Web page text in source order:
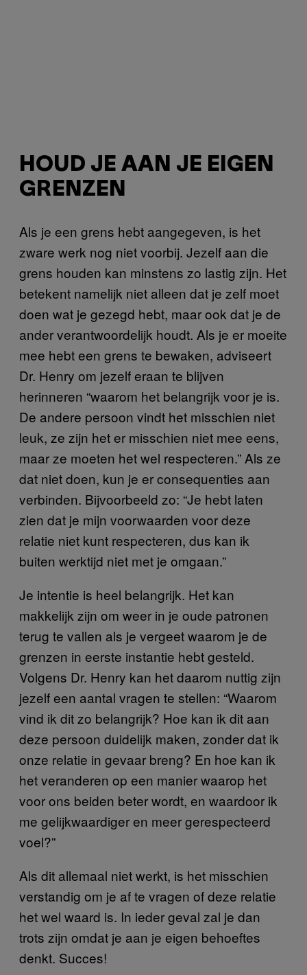
HOUD JE AAN JE EIGEN
GRENZEN
Als je een grens hebt aangegeven, is het
zware werk nog niet voorbij. Jezelf aan die
grens houden kan minstens zo lastig zijn. Het
betekent namelijk niet alleen dat je zelf moet
doen wat je gezegd hebt, maar ook dat je de
ander verantwoordelijk houdt. Als je er moeite
mee hebt een grens te bewaken, adviseert
Dr. Henry om jezelf eraan te blijven
herinneren “waarom het belangrijk voor je is.
De andere persoon vindt het misschien niet
leuk, ze zijn het er misschien niet mee eens,
maar ze moeten het wel respecteren.” Als ze
dat niet doen, kun je er consequenties aan
verbinden. Bijvoorbeeld zo: “Je hebt laten
zien dat je mijn voorwaarden voor deze
relatie niet kunt respecteren, dus kan ik
buiten werktijd niet met je omgaan.”
Je intentie is heel belangrijk. Het kan
makkelijk zijn om weer in je oude patronen
terug te vallen als je vergeet waarom je de
grenzen in eerste instantie hebt gesteld.
Volgens Dr. Henry kan het daarom nuttig zijn
jezelf een aantal vragen te stellen: “Waarom
vind ik dit zo belangrijk? Hoe kan ik dit aan
deze persoon duidelijk maken, zonder dat ik
onze relatie in gevaar breng? En hoe kan ik
het veranderen op een manier waarop het
voor ons beiden beter wordt, en waardoor ik
me gelijkwaardiger en meer gerespecteerd
voel?”
Als dit allemaal niet werkt, is het misschien
verstandig om je af te vragen of deze relatie
het wel waard is. In ieder geval zal je dan
trots zijn omdat je aan je eigen behoeftes
denkt. Succes!